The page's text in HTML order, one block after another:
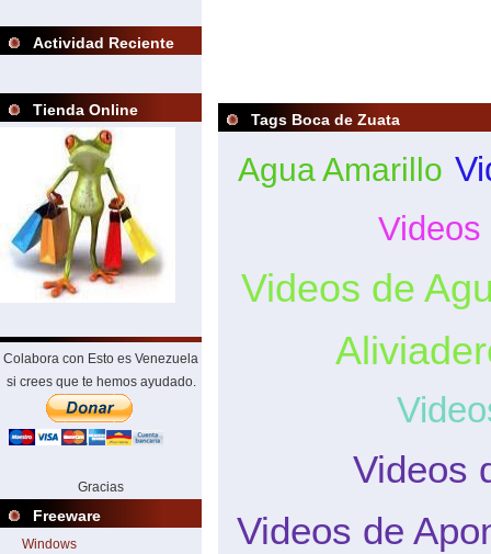
Actividad Reciente
Tienda Online
Colabora con Esto es Venezuela
si crees que te hemos ayudado.
Gracias
Freeware
Windows
Tags Boca de Zuata
Agua Amarillo
Videos
Videos de
Videos
Videos de